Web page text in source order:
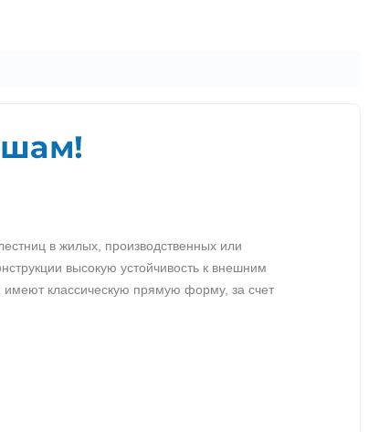
в жилых, производственных или
высокую устойчивость к внешним
имеют классическую прямую форму, за счет